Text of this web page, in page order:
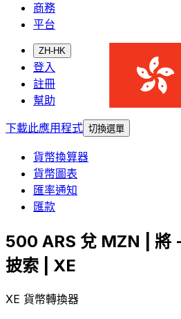
商務
平台
ZH-HK
登入
註冊
幫助
下載此應用程式 切換選單
貨幣換算器
貨幣圖表
匯率通知
匯款
500 ARS 兌 MZN | 將
披索 | XE
XE 貨幣轉換器